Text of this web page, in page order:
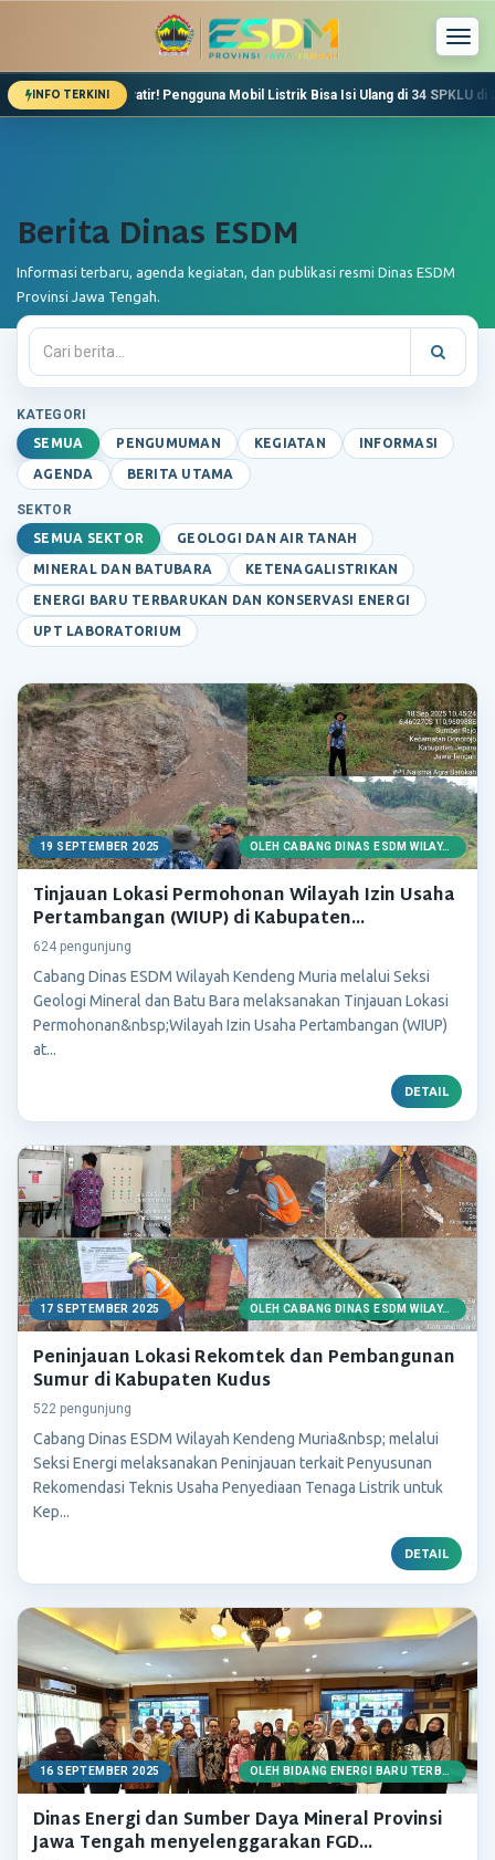
INFO TERKINI
Khawatir! Pengguna Mobil Listrik Bisa Isi Ulang di 34 SPKLU di Jateng, Ini
Berita Dinas ESDM
Informasi terbaru, agenda kegiatan, dan publikasi resmi Dinas ESDM
Provinsi Jawa Tengah.
KATEGORI
SEMUA PENGUMUMAN KEGIATAN INFORMASI
AGENDA BERITA UTAMA
SEKTOR
SEMUA SEKTOR GEOLOGI DAN AIR TANAH
MINERAL DAN BATUBARA KETENAGALISTRIKAN
ENERGI BARU TERBARUKAN DAN KONSERVASI ENERGI
UPT LABORATORIUM
19 SEPTEMBER 2025 OLEH CABANG DINAS ESDM WILAYAH KENDENG MURIA
Tinjauan Lokasi Permohonan Wilayah Izin Usaha
Pertambangan (WIUP) di Kabupaten...
624 pengunjung
Cabang Dinas ESDM Wilayah Kendeng Muria melalui Seksi
Geologi Mineral dan Batu Bara melaksanakan Tinjauan Lokasi
Permohonan&nbsp;Wilayah Izin Usaha Pertambangan (WIUP)
at...
DETAIL
17 SEPTEMBER 2025 OLEH CABANG DINAS ESDM WILAYAH KENDENG MURIA
Peninjauan Lokasi Rekomtek dan Pembangunan
Sumur di Kabupaten Kudus
522 pengunjung
Cabang Dinas ESDM Wilayah Kendeng Muria&nbsp; melalui
Seksi Energi melaksanakan Peninjauan terkait Penyusunan
Rekomendasi Teknis Usaha Penyediaan Tenaga Listrik untuk
Kep...
DETAIL
16 SEPTEMBER 2025 OLEH BIDANG ENERGI BARU TERBARUKAN
Dinas Energi dan Sumber Daya Mineral Provinsi
Jawa Tengah menyelenggarakan FGD...